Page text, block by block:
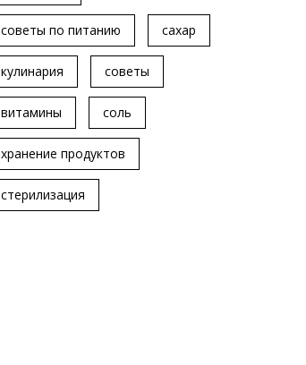
советы по питанию сахар
кулинария советы
витамины соль
хранение продуктов
стерилизация